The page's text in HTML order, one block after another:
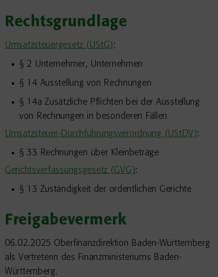
Rechtsgrundlage
Umsatzsteuergesetz (UStG):
§ 2 Unternehmer, Unternehmen
§ 14 Ausstellung von Rechnungen
§ 14a Zusätzliche Pflichten bei der Ausstellung
von Rechnungen in besonderen Fällen
Umsatzsteuer-Durchführungsverordnung (UStDV):
§ 33 Rechnungen über Kleinbeträge
Gerichtsverfassungsgesetz (GVG):
§ 13 Zuständigkeit der ordentlichen Gerichte
Freigabevermerk
06.02.2025 Oberfinanzdirektion Baden-Württemberg
als Vertreterin des Finanzministeriums Baden-
Württemberg.